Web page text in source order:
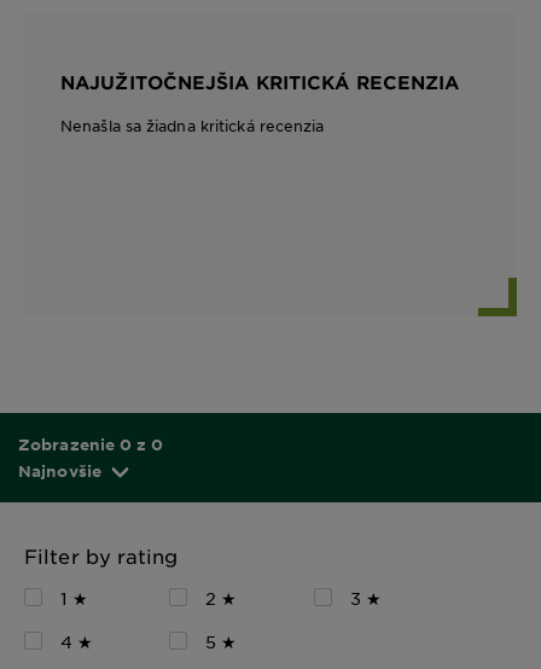
NAJUŽITOČNEJŠIA KRITICKÁ RECENZIA
Nenašla sa žiadna kritická recenzia
Zobrazenie 0 z 0
Najnovšie
Filter by rating
1 ★ 2 ★
3 ★
4 ★
5 ★